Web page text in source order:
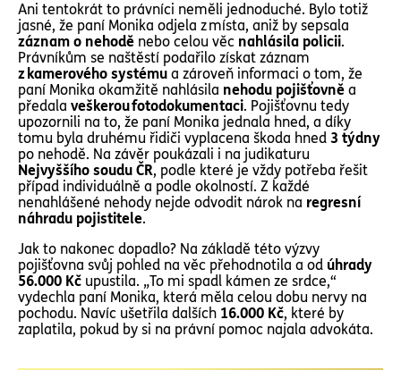
Ani tentokrát to právníci neměli jednoduché. Bylo totiž
jasné, že paní Monika odjela z místa, aniž by sepsala
záznam o nehodě nebo celou věc nahlásila policii.
Právníkům se naštěstí podařilo získat záznam
z kamerového systému a zároveň informaci o tom, že
paní Monika okamžitě nahlásila nehodu pojišťovně a
předala veškerou fotodokumentaci. Pojišťovnu tedy
upozornili na to, že paní Monika jednala hned, a díky
tomu byla druhému řidiči vyplacena škoda hned 3 týdny
po nehodě. Na závěr poukázali i na judikaturu
Nejvyššího soudu ČR, podle které je vždy potřeba řešit
případ individuálně a podle okolností. Z každé
nenahlášené nehody nejde odvodit nárok na regresní
náhradu pojistitele.
Jak to nakonec dopadlo? Na základě této výzvy
pojišťovna svůj pohled na věc přehodnotila a od úhrady
56.000 Kč upustila. „To mi spadl kámen ze srdce,“
vydechla paní Monika, která měla celou dobu nervy na
pochodu. Navíc ušetřila dalších 16.000 Kč, které by
zaplatila, pokud by si na právní pomoc najala advokáta.